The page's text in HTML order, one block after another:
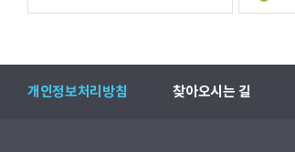
개인정보처리방침 찾아오시는 길